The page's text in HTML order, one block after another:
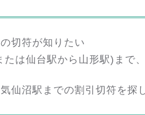
切符が知りたい
たは仙台駅から山形駅)まで
仙沼駅までの割引切符を探